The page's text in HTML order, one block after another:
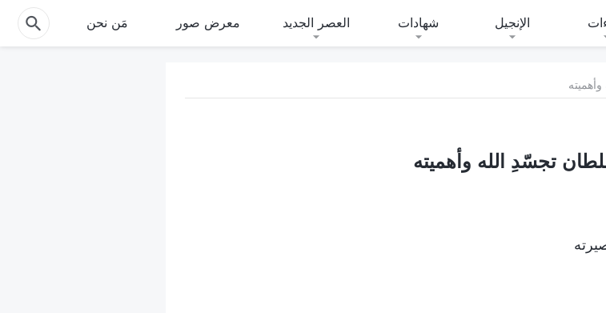
الإنجيل شهادات العصر الجديد معرض صور مَن نحن